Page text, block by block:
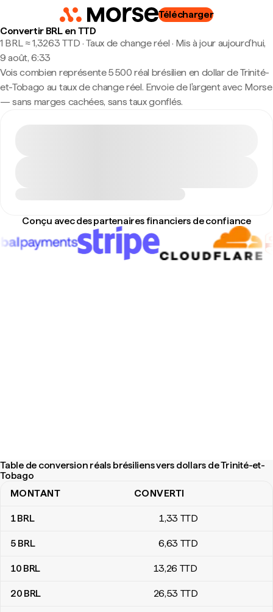
Télécharger
Convertir BRL en TTD
1 BRL ≈ 1,3263 TTD · Taux de change réel · Mis à jour aujourd’hui,
9 août, 6:33
Vois combien représente 5 500 réal brésilien en dollar de Trinité-
et-Tobago au taux de change réel. Envoie de l'argent avec Morse
— sans marges cachées, sans taux gonflés.
Conçu avec des partenaires financiers de confiance
Table de conversion réals brésiliens vers dollars de Trinité-et-
Tobago
Table de conversion réals brésiliens vers dollars de Trinité-et-
MONTANT CONVERTI
1BRL 1,33 TTD
5 BRL 6,63 TTD
10 BRL 13,26 TTD
20 BRL 26,53 TTD